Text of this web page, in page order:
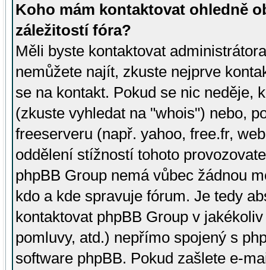
Koho mám kontaktovat ohledně
záležitostí fóra?
Měli byste kontaktovat
nemůžete najít, zkuste nejprve
se na kontakt. Pokud se nic neděje,
(zkuste vyhledat na "whois") nebo,
freeserveru (např. yahoo, free.fr,
oddělení stížností tohoto
phpBB Group nemá vůbec žádnou
kdo a kde spravuje fórum. Je tedy
kontaktovat phpBB Group v
pomluvy, atd.) nepřímo spojený s
software phpBB. Pokud zašlete e-